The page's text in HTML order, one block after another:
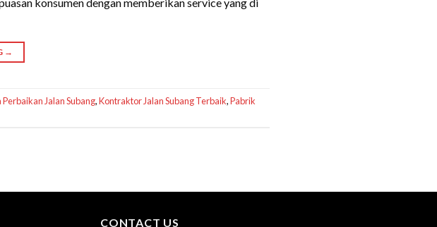
→
Perbaikan Jalan Subang,Kontraktor Jalan Subang Terbaik,Pabrik
CONTACT US